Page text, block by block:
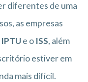
diferentes de uma
as empresas
IPTUe o ISS, além
estiver em
mais difícil.